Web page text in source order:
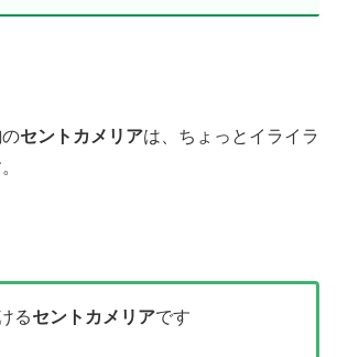
セントカメリアは、ちょっとイライラ
るセントカメリアです